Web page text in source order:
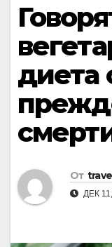
диета
От
ДЕК